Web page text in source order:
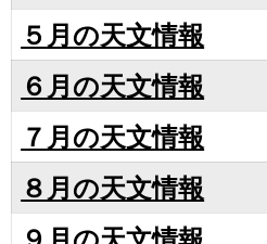
５月の天文情報
６月の天文情報
７月の天文情報
８月の天文情報